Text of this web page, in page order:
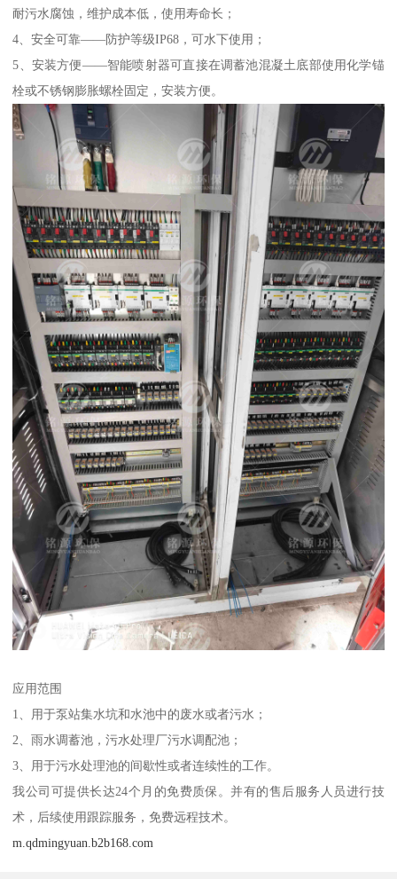
耐污水腐蚀，维护成本低，使用寿命长；
4、安全可靠——防护等级IP68，可水下使用；
5、安装方便——智能喷射器可直接在调蓄池混凝土底部使用化学锚
栓或不锈钢膨胀螺栓固定，安装方便。
应用范围
1、用于泵站集水坑和水池中的废水或者污水；
2、雨水调蓄池，污水处理厂污水调配池；
3、用于污水处理池的间歇性或者连续性的工作。
我公司可提供长达24个月的免费质保。并有的售后服务人员进行技
术，后续使用跟踪服务，免费远程技术。
m.qdmingyuan.b2b168.com